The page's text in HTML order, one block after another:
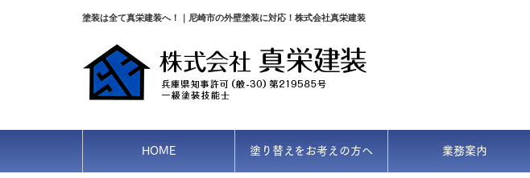
塗装は全て真栄建装へ！｜尼崎市の外壁塗装に対応！株式会社真栄建装
HOME 塗り替えをお考えの方へ 業務案内